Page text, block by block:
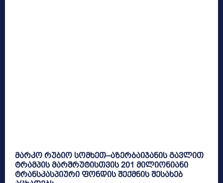
მარკო რუბიო სომხეთ–აზერბაიჯანის გავლით
ტრამპის მარშრუტისთვის 201 მილიონიანი
ტრანსკასპიური ფონდის შექმნის შესახებ